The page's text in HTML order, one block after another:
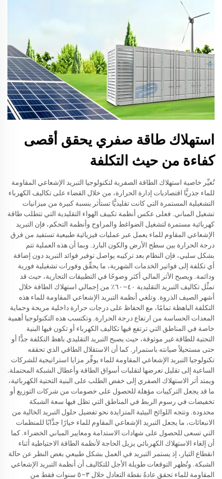
استهلاك طاقة صفري يحقق أقصى
كفاءة من حيث التكلفة
تُغيِّر خاصية استهلاك الطاقة الصفرية لتكنولوجيا التبريد الإشعاعي المقاومة
للماء جذريًّا اقتصاديات إدارة الحرارة، من خلال القضاء على تكاليف الكهرباء
التشغيلية المستمرة التي كانت تقليديًّا تستأثر بنسبة كبيرة من ميزانيات
تشغيل المباني. فعلى عكس أنظمة تكييف الهواء التقليدية التي تتطلب طاقة
كهربائية مستمرة لتشغيل الضواغط والمراوح وأنظمة التحكم، فإن التبريد
الإشعاعي المقاوم للماء يعمل عبر عمليات فيزيائية طبيعية تستفيد من فرق
درجة الحرارة بين سطح الأرض والكون البارد. وبما أن هذه العملية تتم
بشكل سلبي، فإن النظام بعد تركيبه يواصل توفير فوائد التبريد دون إضافة
أي تكلفة إلى فواتير الخدمات الشهرية، ما يحقِّق وفورات تشغيلية فورية
ودائمة. ويصبح الأثر المالي أكثر وضوحًا في التطبيقات التجارية، حيث قد
تمثِّل تكاليف التبريد التقليدية ٤٠–٦٠٪ من إجمالي استهلاك الطاقة خلال
أشهر الصيف الذروة. وتلغي أنظمة التبريد الإشعاعي المقاومة للماء هذه
التكلفة الباهظة تمامًا، مع الحفاظ على درجات حرارة داخلية مريحة وحماية
المعدات الحساسة من ارتفاع درجة الحرارة. وتكتسب هذه التكنولوجيا أهمية
خاصة في المناطق التي ترتفع فيها تكاليف الكهرباء أو تكون فيها البنية
التحتية للطاقة غير موثوقة، حيث يصبح التبريد التقليدي باهظ التكلفة جدًّا أو
حتى مستحيلاً صيانته باستمرار. كما أن الاستقلال الطاقي الذي تحققه
تكنولوجيا التبريد الإشعاعي المقاومة للماء يوفِّر مزايا استراتيجية للشركات
الساعية إلى تقليل تعرضها لتقلبات أسواق الطاقة وأعطال الشبكة المحتملة.
ويمتد أثر الاستهلاك الصفري إلى خفض الطلب على البنية التحتية الكهربائية،
ما قد يجعل التركيبات مؤهلة للحصول على خصومات من شركات التوزيع أو
تخفيضات في رسوم الربط في المناطق التي تظل فيها سعة الشبكة
محدودة. وتتجه اللوائح البيئية المتزايدة نحو تفضيل حلول التبريد الخالية من
الانبعاثات، ما يجعل التبريد الإشعاعي المقاوم للماء خيارًا جذَّابًا للمنظمات
التي تسعى للحصول على شهادات الاستدامة ومعايير المباني الخضراء. كما
أن إلغاء الاستهلاك الكهربائي يزيل الحاجة لأنظمة الطاقة الاحتياطية أثناء
انقطاع التيار، إذ يستمر التبريد في العمل بشكل طبيعي بغض النظر عن حالة
الشبكة. وتُظهر التوقعات طويلة الأجل للتكاليف أن أنظمة التبريد الإشعاعي
المقاومة للماء تحقق عادةً نقطة التعادل خلال ٣–٥ سنوات فقط من